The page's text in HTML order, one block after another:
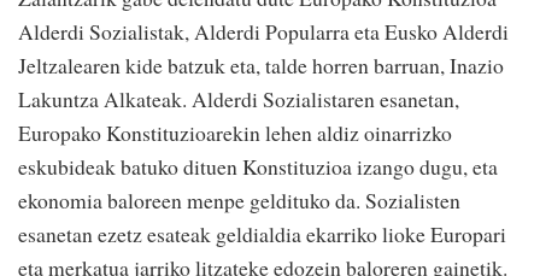
Alderdi Sozialistak, Alderdi Popularra eta Eusko Alderdi
Jeltzalearen kide batzuk eta, talde horren barruan, Inazio
Lakuntza Alkateak. Alderdi Sozialistaren esanetan,
Europako Konstituzioarekin lehen aldiz oinarrizko
eskubideak batuko dituen Konstituzioa izango dugu, eta
ekonomia baloreen menpe geldituko da. Sozialisten
esanetan ezetz esateak geldialdia ekarriko lioke Europari
eta merkatua jarriko litzateke edozein baloreren gainetik.